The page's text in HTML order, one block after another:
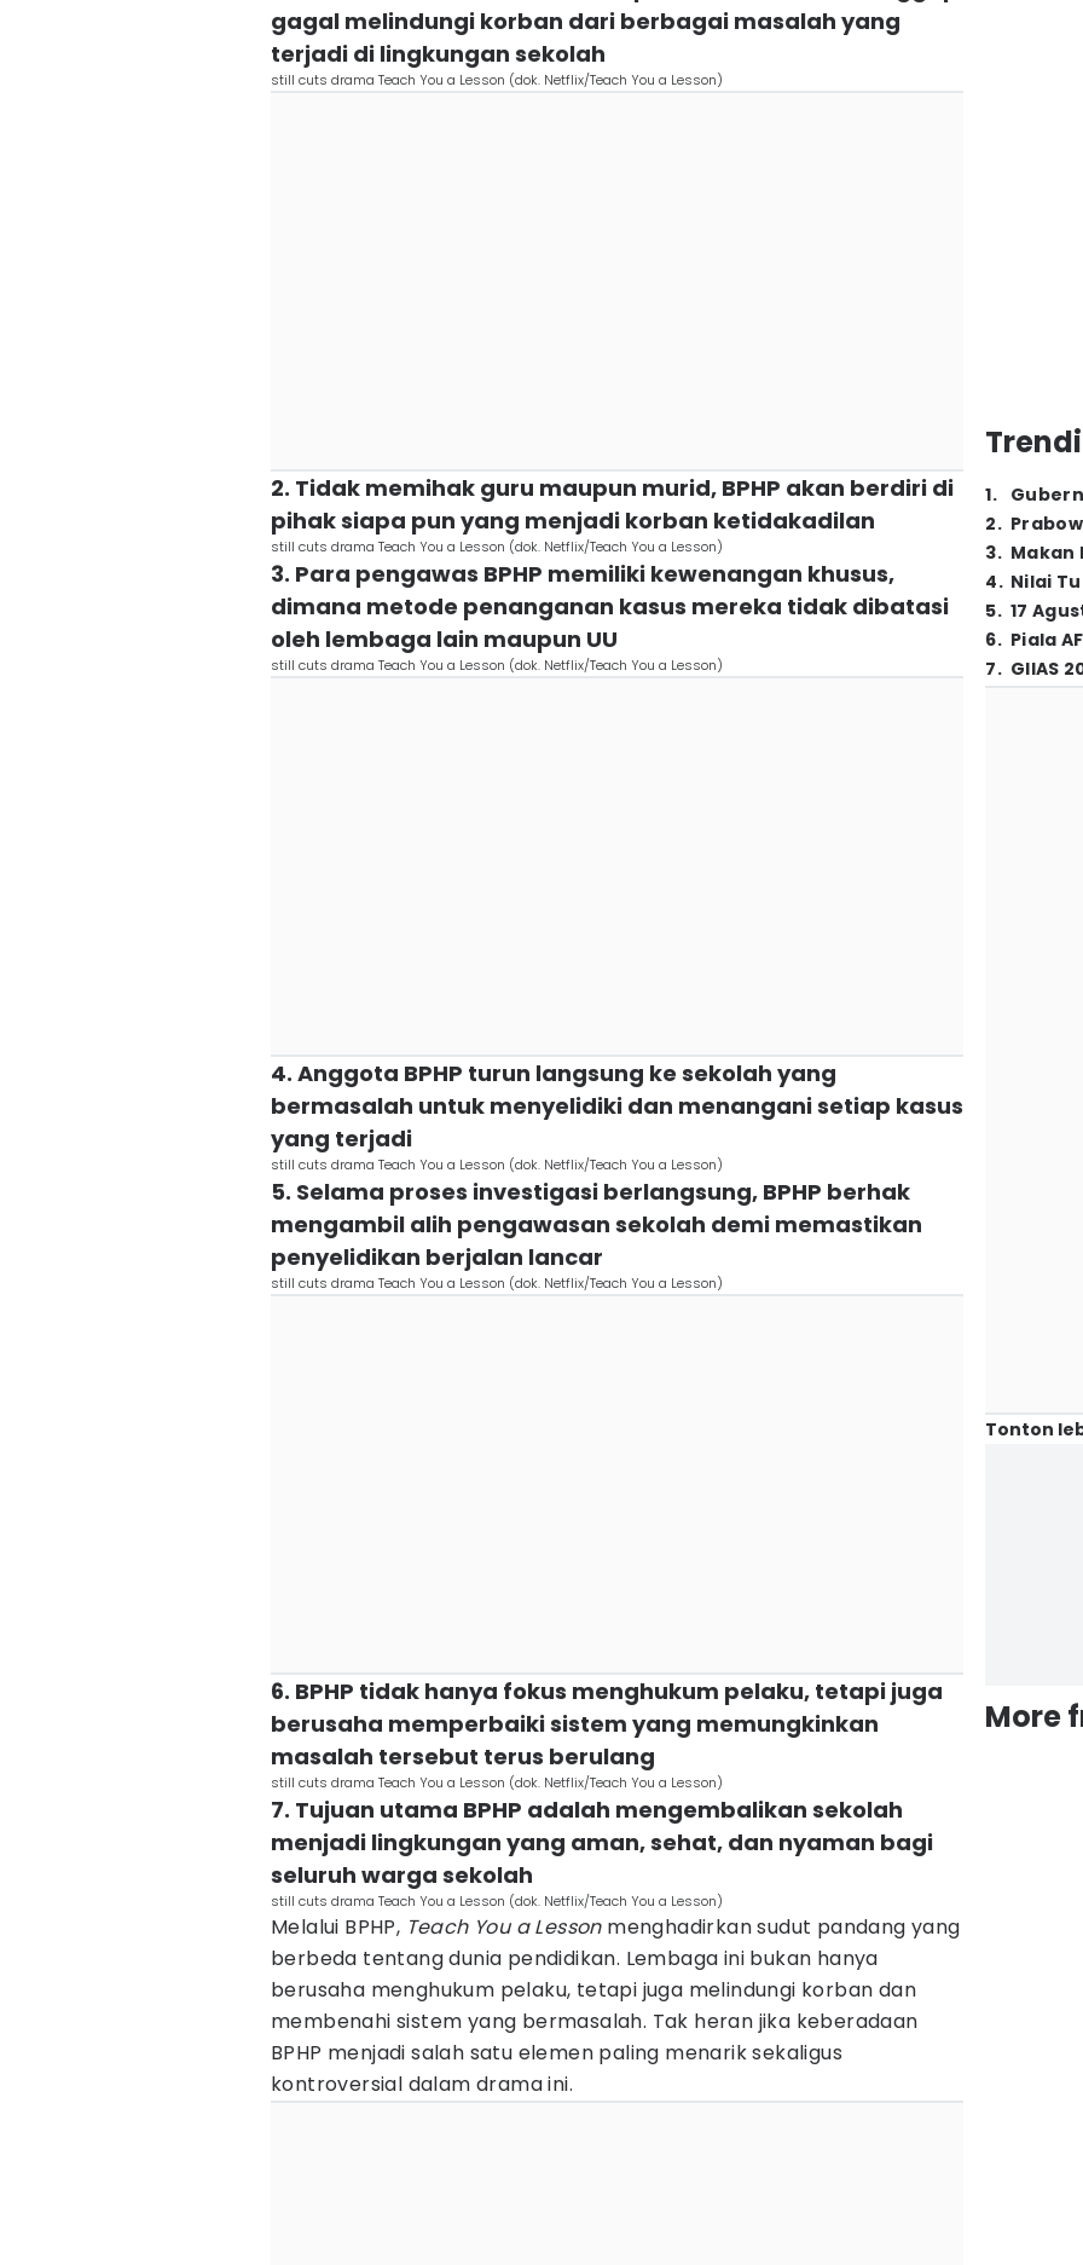
gagal melindungi korban dari berbagai masalah yang
terjadi di lingkungan sekolah
still cuts drama Teach You a Lesson (dok. Netflix/Teach You a Lesson)
2. Tidak memihak guru maupun murid, BPHP akan berdiri di
pihak siapa pun yang menjadi korban ketidakadilan
still cuts drama Teach You a Lesson (dok. Netflix/Teach You a Lesson)
3. Para pengawas BPHP memiliki kewenangan khusus,
dimana metode penanganan kasus mereka tidak dibatasi
oleh lembaga lain maupun UU
still cuts drama Teach You a Lesson (dok. Netflix/Teach You a Lesson)
4. Anggota BPHP turun langsung ke sekolah yang
bermasalah untuk menyelidiki dan menangani setiap kasus
yang terjadi
still cuts drama Teach You a Lesson (dok. Netflix/Teach You a Lesson)
5. Selama proses investigasi berlangsung, BPHP berhak
mengambil alih pengawasan sekolah demi memastikan
penyelidikan berjalan lancar
still cuts drama Teach You a Lesson (dok. Netflix/Teach You a Lesson)
6. BPHP tidak hanya fokus menghukum pelaku, tetapi juga
berusaha memperbaiki sistem yang memungkinkan
masalah tersebut terus berulang
still cuts drama Teach You a Lesson (dok. Netflix/Teach You a Lesson)
7. Tujuan utama BPHP adalah mengembalikan sekolah
menjadi lingkungan yang aman, sehat, dan nyaman bagi
seluruh warga sekolah
still cuts drama Teach You a Lesson (dok. Netflix/Teach You a Lesson)
Melalui BPHP, Teach You a Lessonmenghadirkan sudut pandang yang
berbeda tentang dunia pendidikan. Lembaga ini bukan hanya
berusaha menghukum pelaku, tetapi juga melindungi korban dan
membenahi sistem yang bermasalah. Tak heran jika keberadaan
BPHP menjadi salah satu elemen paling menarik sekaligus
kontroversial dalam drama ini.
1.
2.
3. Makan
4. Nilai
5. 17
6. Piala
7. GIIAS
Tonton
More